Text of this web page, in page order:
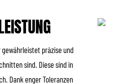
präzise und
sind. Diese sind in
Dank enger Toleranzen